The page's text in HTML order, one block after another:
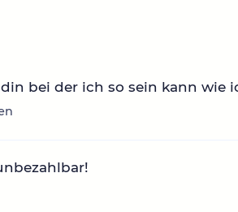
bei der ich so sein kann wie